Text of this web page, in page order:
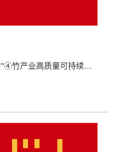
日新微访谈·走近“筇竹教授”④竹产业高质量可持续发展及措施